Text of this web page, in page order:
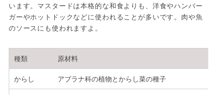
います。マスタードは本格的な和食よりも、洋食やハンバー
ガーやホットドックなどに使われることが多いです。肉や魚
のソースにも使われますよ。
種類 原材料
からし アブラナ科の植物とからし菜の種子